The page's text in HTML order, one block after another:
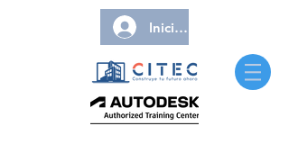
Iniciar sesión